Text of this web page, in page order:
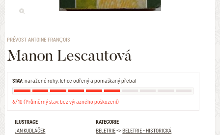
PRÉVOST ANTOINE FRANÇOIS
Manon Lescautová
STAV:naražené rohy; lehce odřený a pomaškaný přebal
6/10 (Průměrný stav, bez výrazného poškození)
ILUSTRACE
JAN KUDLÁČEK
KATEGORIE
BELETRIE->BELETRIE - HISTORICKÁ